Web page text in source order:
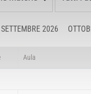
SETTEMBRE 2026
Aula